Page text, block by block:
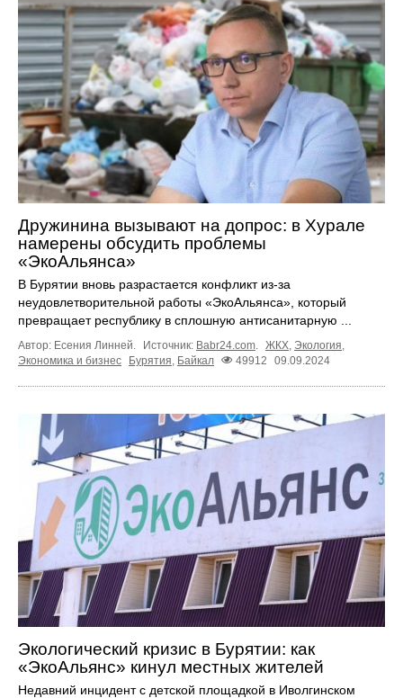
Дружинина вызывают на допрос: в Хурале
намерены обсудить проблемы
«ЭкоАльянса»
В Бурятии вновь разрастается конфликт из-за
неудовлетворительной работы «ЭкоАльянса», который
превращает республику в сплошную антисанитарную ...
Автор: Есения Линней. Источник: Babr24.com. ЖКХ, Экология,
Экономика и бизнес
Бурятия, Байкал 49912 09.09.2024
Экологический кризис в Бурятии: как
«ЭкоАльянс» кинул местных жителей
Недавний инцидент с детской площадкой в Иволгинском